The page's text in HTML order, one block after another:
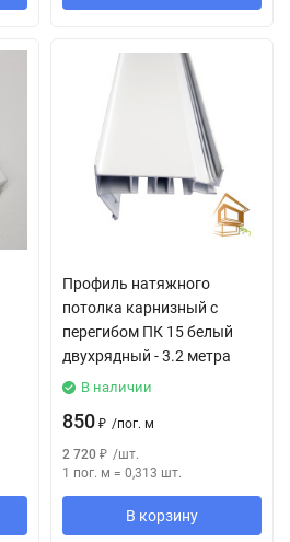
Профиль натяжного
потолка карнизный с
перегибом ПК 15 белый
двухрядный - 3.2 метра
В наличии
850 ₽ /пог. м
2 720 ₽ /шт.
1 пог. м = 0,313 шт.
В корзину